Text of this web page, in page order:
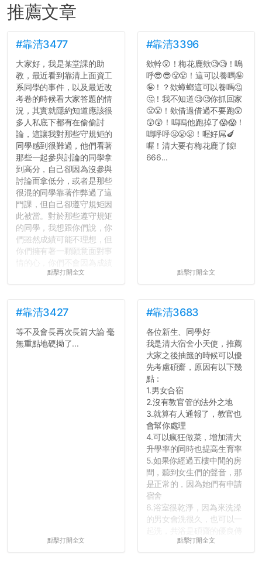
推薦文章
#靠清3477
大家好，我是某堂課的助
教，最近看到靠清上面資工
系同學的事件，以及最近改
考卷的時候看大家答題的情
況，其實就隱約知道應該很
多人私底下都有在偷偷討
論，這讓我對那些守規矩的
同學感到很難過，他們看著
那些一起參與討論的同學拿
到高分，自己卻因為沒參與
討論而拿低分，或者是那些
很混的同學靠著作弊過了這
門課，但自己卻遵守規矩因
此被當。對於那些遵守規矩
的同學，我想跟你們說，你
們雖然成績可能不理想，但
你們擁有著一顆願意面對事
壓力而選擇逃避(作弊)，在
績無法體現你們的努力，但
往後你們正直的態度一定會
讓你們在社會上適應得更
好。最後，那些作弊的同
點擊打開全文
#靠清3396
欸幹😲！梅花鹿欸🧐🧐！嗚
呼😎😎😤😤！這可以養嗎🤪
🤪！？欸蟑螂這可以養嗎🤔
🤔！我不知道🧐🧐你抓回家
😤😤！欸借過借過不要跑😲
😲😲！嗚嗚他跑掉了😱😱！
嗚呼呼😤😤😤！喔好屌🍆
喔！清大要有梅花鹿了餒!
666...
點擊打開全文
#靠清3427
等不及會長再次長篇大論 毫
無重點地硬拗了...
點擊打開全文
#靠清3683
各位新生、同學好
我是清大宿舍小天使，推薦
大家之後抽籤的時候可以優
先考慮碩齋，原因有以下幾
點：
1.男女合宿
2.沒有教官管的法外之地
3.就算有人通報了，教官也
會幫你處理
4.可以瘋狂做菜，增加清大
升學率的同時也提高生育率
5.如果你經過五樓中間的房
間，聽到女生們的聲音，那
是正常的，因為她們有申請
宿舍
6.浴室很乾淨，因為來洗澡
的男女會洗很久，也可以一
點擊打開全文